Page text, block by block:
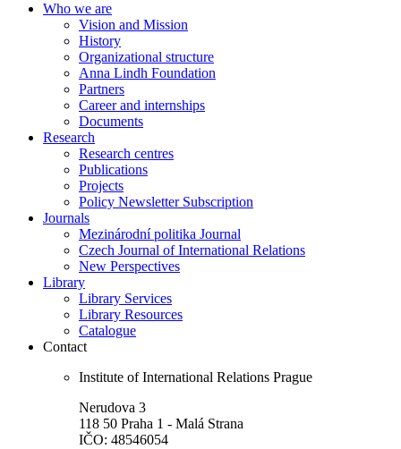
Who we are
Vision and Mission
History
Organizational structure
Anna Lindh Foundation
Partners
Career and internships
Documents
Research
Research centres
Publications
Projects
Policy Newsletter Subscription
Journals
Mezinárodní politika Journal
Czech Journal of International Relations
New Perspectives
Library
Library Services
Library Resources
Catalogue
Contact
Institute of International Relations Prague
Nerudova 3
118 50 Praha 1 - Malá Strana
IČO: 48546054